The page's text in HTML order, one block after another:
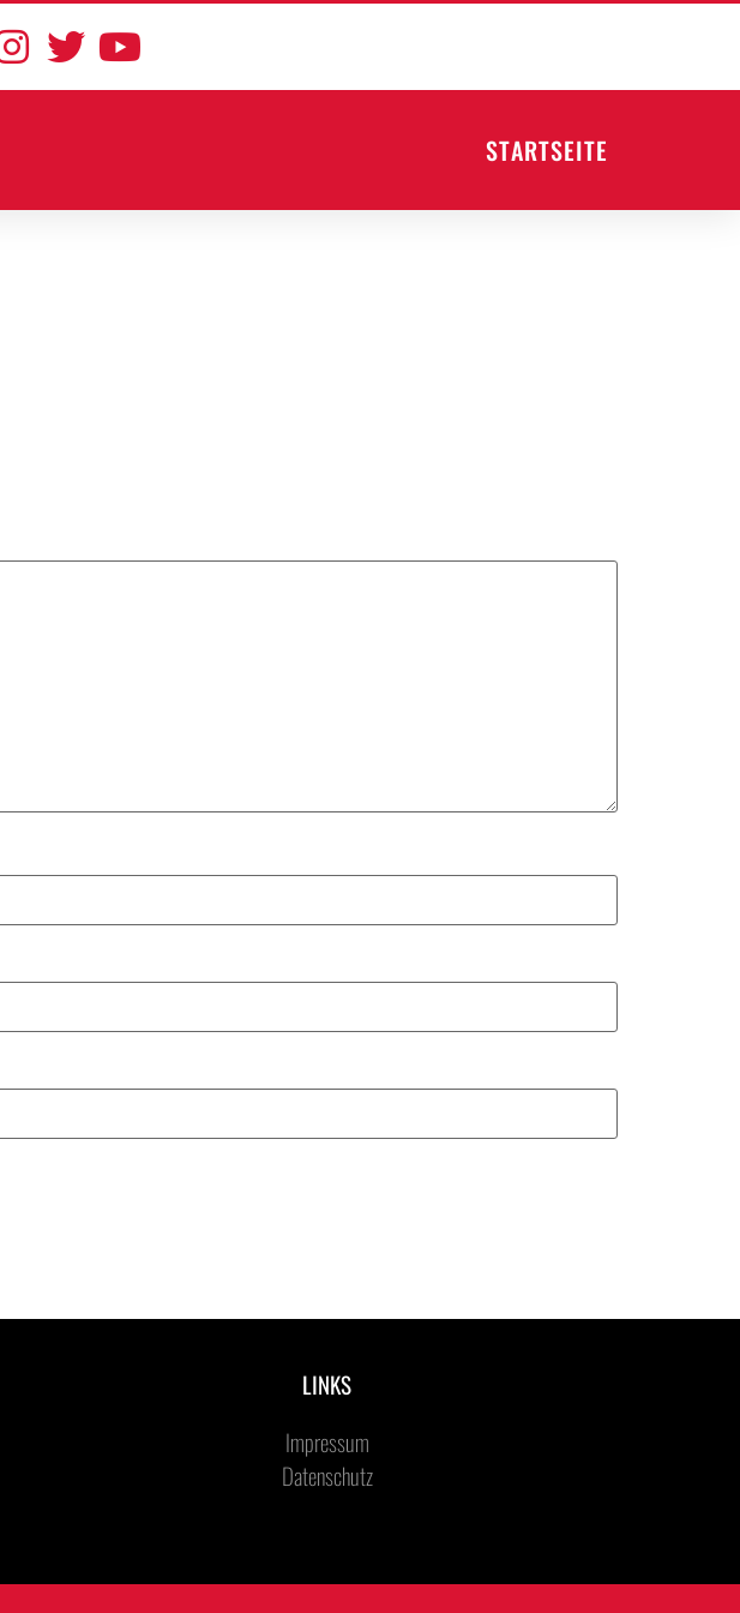
STARTSEITE
LINKS
Impressum
Datenschutz